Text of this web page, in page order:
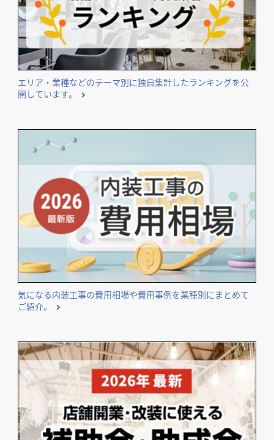
エリア・業種などのテーマ別に独自集計したランキングを公
開しています。
気になる内装工事の費用相場や費用事例を業種別にまとめて
ご紹介。